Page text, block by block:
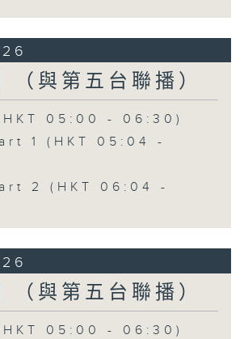
（與第五台聯播）
05:00 - 06:30)
1 (HKT 05:04 -
2 (HKT 06:04 -
（與第五台聯播）
05:00 - 06:30)